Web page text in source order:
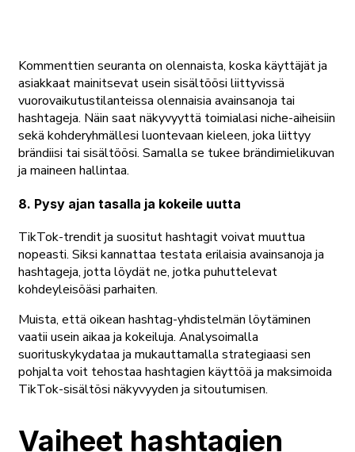
Kommenttien seuranta on olennaista, koska käyttäjät ja
asiakkaat mainitsevat usein sisältöösi liittyvissä
vuorovaikutustilanteissa olennaisia avainsanoja tai
hashtageja. Näin saat näkyvyyttä toimialasi niche-aiheisiin
sekä kohderyhmällesi luontevaan kieleen, joka liittyy
brändiisi tai sisältöösi. Samalla se tukee brändimielikuvan
ja maineen hallintaa.
8. Pysy ajan tasalla ja kokeile uutta
TikTok-trendit ja suositut hashtagit voivat muuttua
nopeasti. Siksi kannattaa testata erilaisia avainsanoja ja
hashtageja, jotta löydät ne, jotka puhuttelevat
kohdeyleisöäsi parhaiten.
Muista, että oikean hashtag-yhdistelmän löytäminen
vaatii usein aikaa ja kokeiluja. Analysoimalla
suorituskykydataa ja mukauttamalla strategiaasi sen
pohjalta voit tehostaa hashtagien käyttöä ja maksimoida
TikTok-sisältösi näkyvyyden ja sitoutumisen.
Vaiheet hashtagien